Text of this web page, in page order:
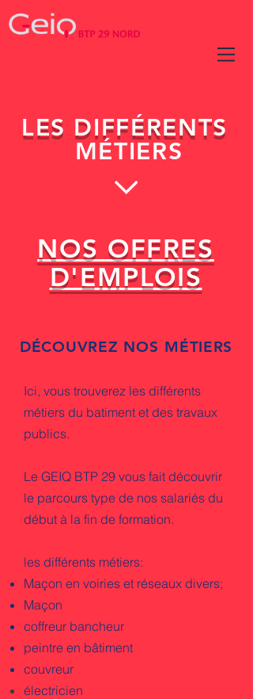
LES DIFFÉRENTS
MÉTIERS
NOS OFFRES
D'EMPLOIS
DÉCOUVREZ NOS MÉTIERS
Ici, vous trouverez les différents
métiers du batiment et des travaux
publics.
Le GEIQ BTP 29 vous fait découvrir
le parcours type de nos salariés du
début à la fin de formation.
les différents métiers:
Maçon en voiries et réseaux divers;
Maçon
coffreur bancheur
peintre en bâtiment
couvreur
électricien